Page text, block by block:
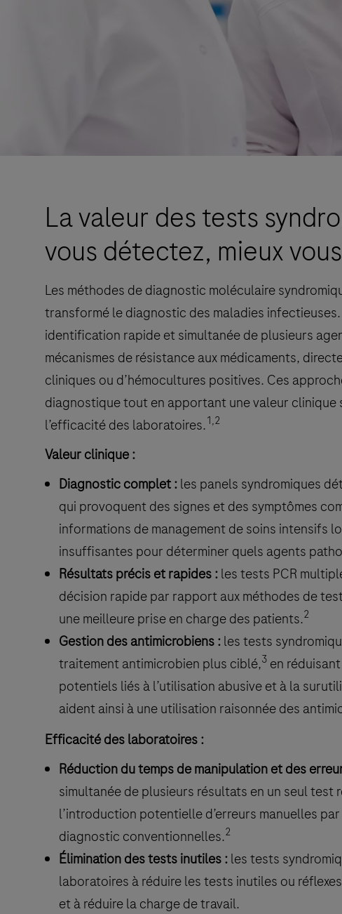
La valeur des tests
vous détectez, mieux
Les méthodes de diagnostic moléculaire
transformé le diagnostic des maladies
identification rapide et simultanée de plusieurs
mécanismes de résistance aux médicaments,
cliniques ou d’hémocultures positives. Ces
diagnostique tout en apportant une valeur
l’efficacité des laboratoires.1,2
Valeur clinique :
Diagnostic complet :les panels syndromiques
qui provoquent des signes et des symptômes
informations de management de soins intensifs
insuffisantes pour déterminer quels agents
Résultats précis et rapides :les tests PCR
décision rapide par rapport aux méthodes de
une meilleure prise en charge des patients.2
Gestion des antimicrobiens :les tests
traitement antimicrobien plus ciblé,3 en
potentiels liés à l’utilisation abusive et à la
aident ainsi à une utilisation raisonnée des
Efficacité des laboratoires :
Réduction du temps de manipulation et des
simultanée de plusieurs résultats en un seul test
l’introduction potentielle d’erreurs manuelles
diagnostic conventionnelles.2
Élimination des tests inutiles :les tests
laboratoires à réduire les tests inutiles ou
et à réduire la charge de travail.